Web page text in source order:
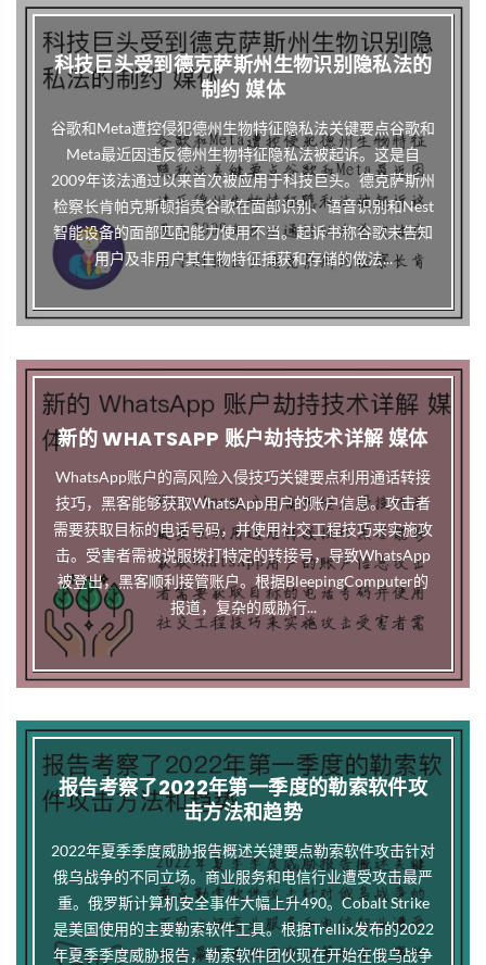
科技巨头受到德克萨斯州生物识别隐私法的
制约 媒体
谷歌和Meta遭控侵犯德州生物特征隐私法关键要点谷歌和
Meta最近因违反德州生物特征隐私法被起诉。这是自
2009年该法通过以来首次被应用于科技巨头。德克萨斯州
检察长肯帕克斯顿指责谷歌在面部识别、语音识别和Nest
智能设备的面部匹配能力使用不当。起诉书称谷歌未告知
用户及非用户其生物特征捕获和存储的做法...
新的 WHATSAPP 账户劫持技术详解 媒体
WhatsApp账户的高风险入侵技巧关键要点利用通话转接
技巧，黑客能够获取WhatsApp用户的账户信息。攻击者
需要获取目标的电话号码，并使用社交工程技巧来实施攻
击。受害者需被说服拨打特定的转接号，导致WhatsApp
被登出，黑客顺利接管账户。根据BleepingComputer的
报道，复杂的威胁行...
报告考察了2022年第一季度的勒索软件攻
击方法和趋势
2022年夏季季度威胁报告概述关键要点勒索软件攻击针对
俄乌战争的不同立场。商业服务和电信行业遭受攻击最严
重。俄罗斯计算机安全事件大幅上升490。Cobalt Strike
是美国使用的主要勒索软件工具。根据Trellix发布的2022
年夏季季度威胁报告，勒索软件团伙现在开始在俄乌战争